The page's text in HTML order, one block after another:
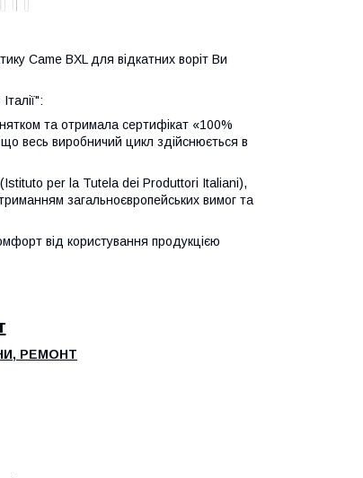
Came BXL для відкатних воріт Ви
та отримала сертифікат «100%
весь виробничий цикл здійснюється в
(Istituto per la Tutela dei Produttori Italiani),
загальноєвропейських вимог та
від користування продукцією
РЕМОНТ